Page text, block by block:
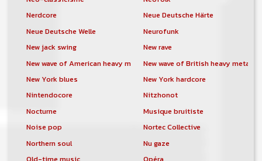
Nerdcore
Neue Deutsche Härte
Neue Deutsche Welle
Neurofunk
New jack swing
New rave
New wave of American heavy metalNew wave of British heavy metal
New York blues
New York hardcore
Nintendocore
Nitzhonot
Nocturne
Musique bruitiste
Noise pop
Nortec Collective
Northern soul
Nu gaze